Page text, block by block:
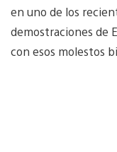
en uno de los
demostraciones de
con esos molestos